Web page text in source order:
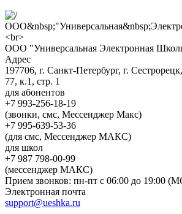
ООО "Универсальная Электронная
Адрес
197706, г. Санкт-Петербург, г.
77, к.1, стр. 1
для абонентов
+7 993-256-18-19
(звонки, смс, Мессенджер Макс)
+7 995-639-53-36
(для смс, Мессенджер МАКС)
для школ
+7 987 798-00-99
(мессенджер МАКС)
Прием звонков: пн-пт с 06:00 до 19:00
Электронная почта
support@ueshka.ru